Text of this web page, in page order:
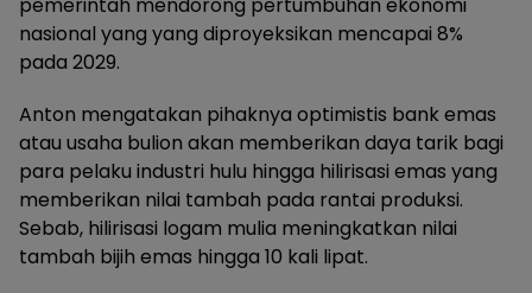
nasional yang yang diproyeksikan mencapai 8%
pada 2029.
Anton mengatakan pihaknya optimistis bank emas
atau usaha bulion akan memberikan daya tarik bagi
para pelaku industri hulu hingga hilirisasi emas yang
memberikan nilai tambah pada rantai produksi.
Sebab, hilirisasi logam mulia meningkatkan nilai
tambah bijih emas hingga 10 kali lipat.